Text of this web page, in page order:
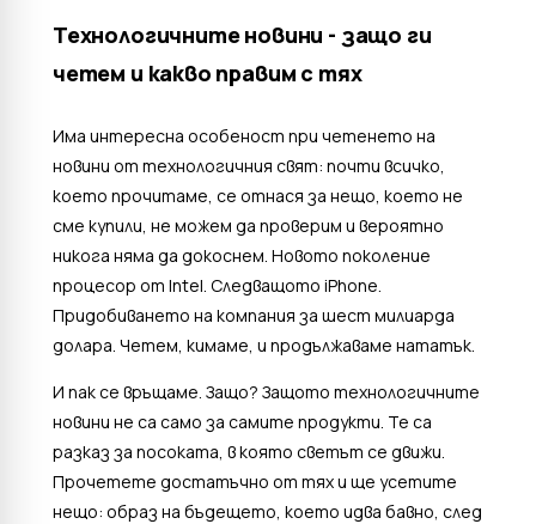
Технологичните новини - защо ги
четем и какво правим с тях
Има интересна особеност при четенето на
новини от технологичния свят: почти всичко,
което прочитаме, се отнася за нещо, което не
сме купили, не можем да проверим и вероятно
никога няма да докоснем. Новото поколение
процесор от Intel. Следващото iPhone.
Придобиването на компания за шест милиарда
долара. Четем, кимаме, и продължаваме нататък.
И пак се връщаме. Защо? Защото технологичните
новини не са само за самите продукти. Те са
разказ за посоката, в която светът се движи.
Прочетете достатъчно от тях и ще усетите
нещо: образ на бъдещето, което идва бавно, след